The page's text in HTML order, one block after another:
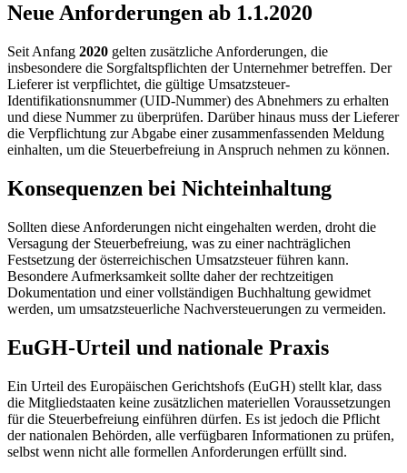
Neue Anforderungen ab 1.1.2020
Seit Anfang 2020 gelten zusätzliche Anforderungen, die
insbesondere die Sorgfaltspflichten der Unternehmer betreffen. Der
Lieferer ist verpflichtet, die gültige Umsatzsteuer-
Identifikationsnummer (UID-Nummer) des Abnehmers zu erhalten
und diese Nummer zu überprüfen. Darüber hinaus muss der Lieferer
die Verpflichtung zur Abgabe einer zusammenfassenden Meldung
einhalten, um die Steuerbefreiung in Anspruch nehmen zu können.
Konsequenzen bei Nichteinhaltung
Sollten diese Anforderungen nicht eingehalten werden, droht die
Versagung der Steuerbefreiung, was zu einer nachträglichen
Festsetzung der österreichischen Umsatzsteuer führen kann.
Besondere Aufmerksamkeit sollte daher der rechtzeitigen
Dokumentation und einer vollständigen Buchhaltung gewidmet
werden, um umsatzsteuerliche Nachversteuerungen zu vermeiden.
EuGH-Urteil und nationale Praxis
Ein Urteil des Europäischen Gerichtshofs (EuGH) stellt klar, dass
die Mitgliedstaaten keine zusätzlichen materiellen Voraussetzungen
für die Steuerbefreiung einführen dürfen. Es ist jedoch die Pflicht
der nationalen Behörden, alle verfügbaren Informationen zu prüfen,
selbst wenn nicht alle formellen Anforderungen erfüllt sind.